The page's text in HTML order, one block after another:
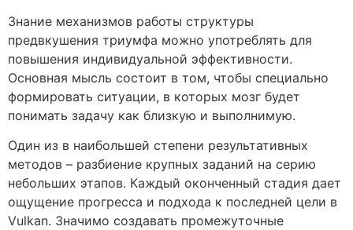
Знание механизмов работы структуры
предвкушения триумфа можно употреблять для
повышения индивидуальной эффективности.
Основная мысль состоит в том, чтобы специально
формировать ситуации, в которых мозг будет
понимать задачу как близкую и выполнимую.
Один из в наибольшей степени результативных
методов – разбиение крупных заданий на серию
небольших этапов. Каждый оконченный стадия дает
ощущение прогресса и подхода к последней цели в
Vulkan. Значимо создавать промежуточные